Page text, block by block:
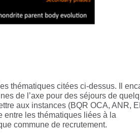
thématiques citées ci-dessus. Il
de l’axe pour des séjours de
aux instances (BQR OCA, ANR,
entre les thématiques liées à la
commune de recrutement.